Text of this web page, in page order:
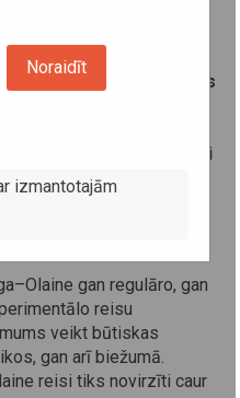
izvērtējot maršruta
tika pieņemts
pasažierus sekot līdzi
vietnēwww.1188.lv
ar AS
gan regulāro, gan
reisu
veikt būtiskas
gan arī biežumā.
reisi tiks novirzīti caur
Noraidīt
izmantotajām